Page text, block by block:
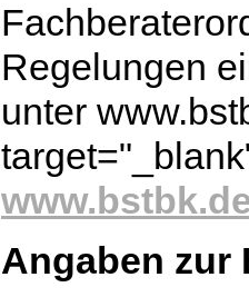
Regelungen
unter
Angaben